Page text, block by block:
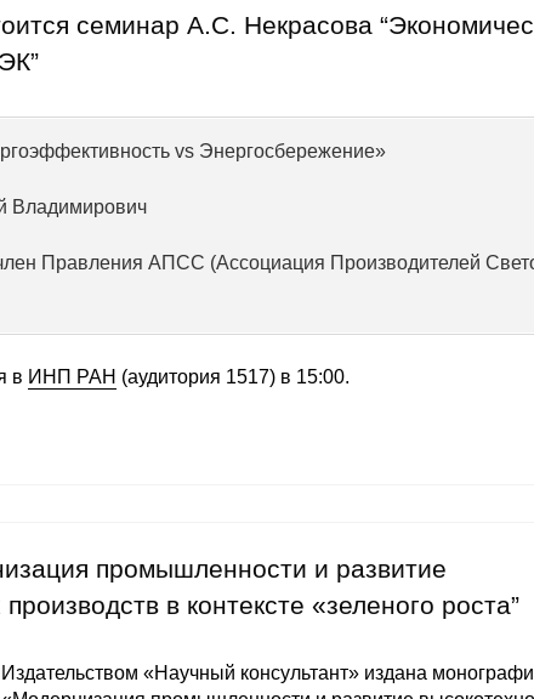
семинар А.С. Некрасова
vs Энергосбережение»
Владимирович
Правления АПСС (Ассоциация Производителей
в ИНП РАН (аудитория 1517) в 15:00.
промышленности и развитие
в контексте «зеленого роста”
Издательством «Научный консультант» издана